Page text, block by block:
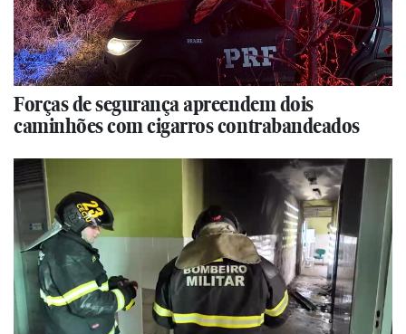
Forças de segurança apreendem dois
caminhões com cigarros contrabandeados